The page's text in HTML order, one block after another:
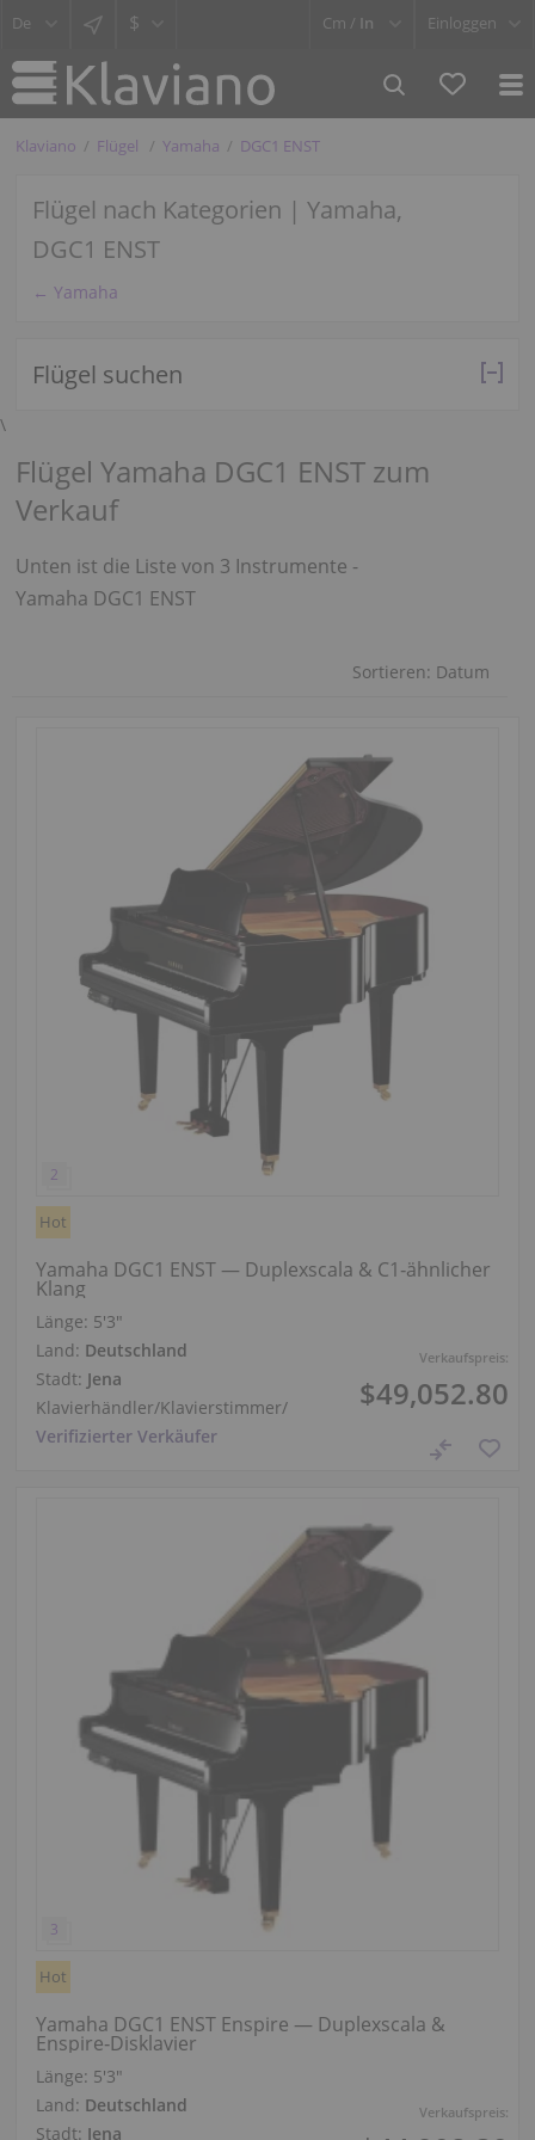
$ Cm / In Einloggen
Klaviano Flügel Yamaha DGC1 ENST
Flügel nach Kategorien | Yamaha,
DGC1 ENST
← Yamaha
Flügel suchen
\
Flügel Yamaha DGC1 ENST zum
Verkauf
Unten ist die Liste von 3 Instrumente -
Yamaha DGC1 ENST
Sortieren: Datum
Verkaufspreis:
$49,052.80
Hot
Yamaha DGC1 ENST — Duplexscala & C1‑ähnlicher
Klang
Länge: 5′3″
Land: Deutschland
Stadt: Jena
Klavierhändler/Klavierstimmer/
Verifizierter Verkäufer
Verkaufspreis:
Hot
Yamaha DGC1 ENST Enspire — Duplexscala &
Enspire‑Disklavier
Länge: 5′3″
Land: Deutschland
Stadt: Jena